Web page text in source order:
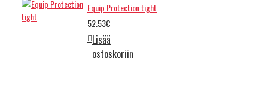
Equip Protection tight
52.53€
Lisää
ostoskoriin